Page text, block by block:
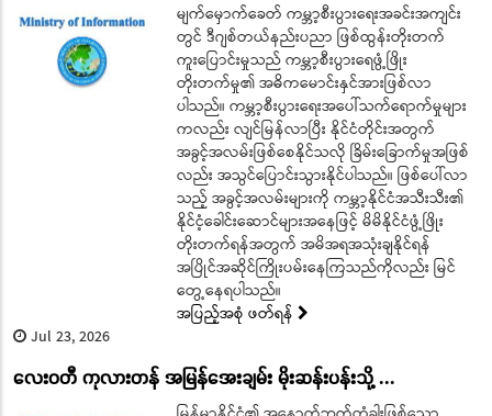
မျက်မှောက်ခေတ် ကမ္ဘာ့စီးပွားရေးအခင်းအကျင်း
တွင် ဒီဂျစ်တယ်နည်းပညာ ဖြစ်ထွန်းတိုးတက်
ကူးပြောင်းမှုသည် ကမ္ဘာ့စီးပွားရေဖွံ့ဖြိုး
တိုးတက်မှု၏ အဓိကမောင်းနှင်အားဖြစ်လာ
ပါသည်။ ကမ္ဘာ့စီးပွားရေးအပေါ်သက်ရောက်မှုများ
ကလည်း လျင်မြန်လာပြီး နိုင်ငံတိုင်းအတွက်
အခွင့်အလမ်းဖြစ်စေနိုင်သလို ခြိမ်းခြောက်မှုအဖြစ်
လည်း အသွင်ပြောင်းသွားနိုင်ပါသည်။ ဖြစ်ပေါ်လာ
သည့် အခွင့်အလမ်းများကို ကမ္ဘာ့နိုင်ငံအသီးသီး၏
နိုင်ငံ့ခေါင်းဆောင်များအနေဖြင့် မိမိနိုင်ငံဖွံ့ဖြိုး
တိုးတက်ရန်အတွက် အမိအရအသုံးချနိုင်ရန်
အပြိုင်အဆိုင်ကြိုးပမ်းနေကြသည်ကိုလည်း မြင်
တွေ့နေရပါသည်။
အပြည့်အစုံ ဖတ်ရန်
Jul 23, 2026
လေးဝတီ ကုလားတန် အမြန်အေးချမ်း မိုးဆန်းပန်းသို့ ...